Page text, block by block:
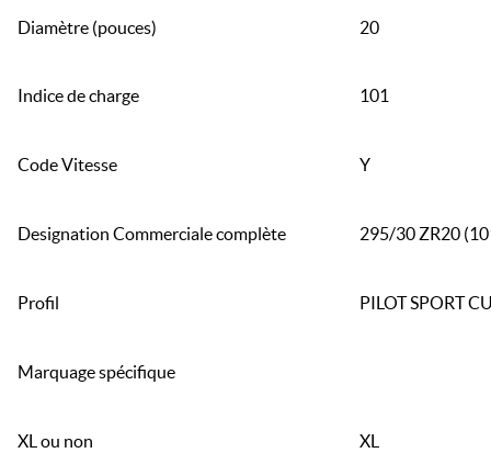
Diamètre (pouces) 20
Indice de charge 101
Code Vitesse Y
Designation Commerciale complète 295/30 ZR20
Profil PILOT SPORT
Marquage spécifique
XL ou non XL